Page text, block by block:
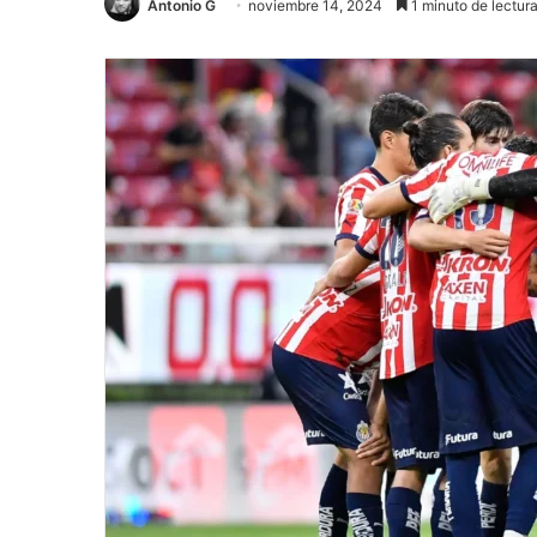
Antonio G noviembre 14, 2024 1 minuto de lectura